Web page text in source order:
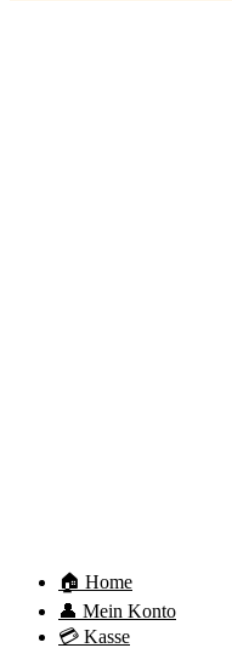
🏠 Home
👤 Mein Konto
💳 Kasse